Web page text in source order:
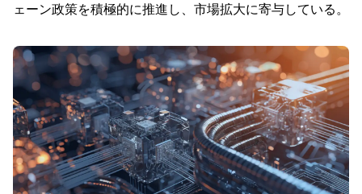
ェーン政策を積極的に推進し、市場拡大に寄与している。